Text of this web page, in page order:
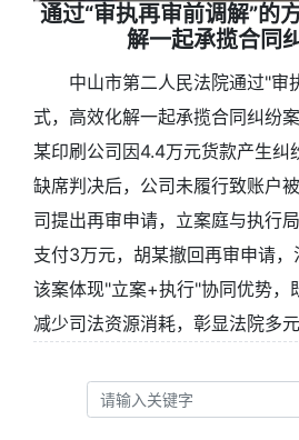
通过“审执再审前调解”的
解一起承揽合同
中山市第二人民法院通过"审
式，高效化解一起承揽合同纠纷
某印刷公司因4.4万元货款产生纠
缺席判决后，公司未履行致账户
司提出再审申请，立案庭与执行
支付3万元，胡某撤回再审申请，
该案体现"立案+执行"协同优势，
减少司法资源消耗，彰显法院多